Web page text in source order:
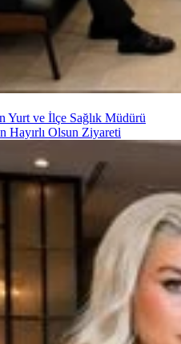
Yurt ve İlçe Sağlık Müdürü
Hayırlı Olsun Ziyareti